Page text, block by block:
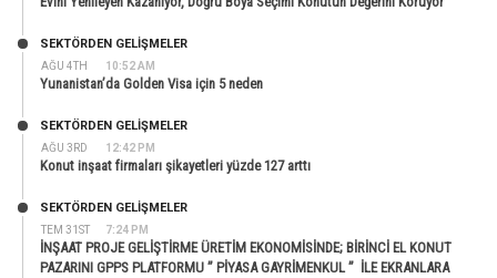
AĞU 4TH 10:52 AM
SEKTÖRDEN GELIŞMELER
Yunanistan’da Golden Visa için 5 neden
AĞU 3RD 12:42 PM
SEKTÖRDEN GELIŞMELER
Konut inşaat firmaları şikayetleri yüzde 127 arttı
TEM 31ST 7:24 PM
SEKTÖRDEN GELIŞMELER
İNŞAAT PROJE GELİŞTİRME ÜRETİM EKONOMİSİNDE; BİRİNCİ EL KONUT
PAZARINI GPPS PLATFORMU ” PİYASA GAYRİMENKUL ” İLE EKRANLARA